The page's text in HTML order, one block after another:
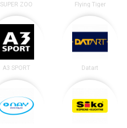
SUPER ZOO Flying Tiger
A3 SPORT Datart